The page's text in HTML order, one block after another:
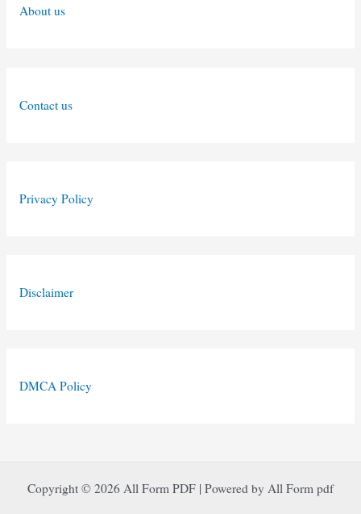
About us
Contact us
Privacy Policy
Disclaimer
DMCA Policy
Copyright © 2026 All Form PDF | Powered by All Form pdf